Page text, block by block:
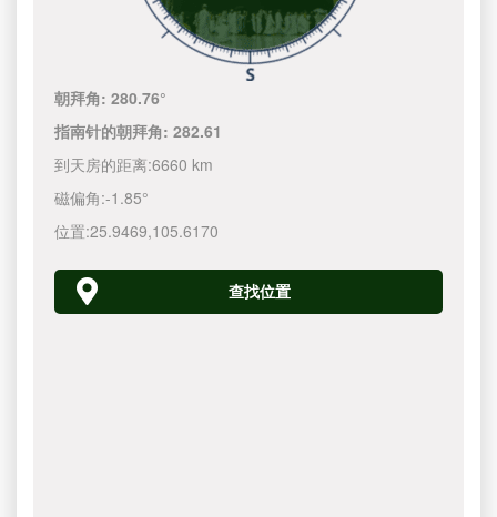
朝拜角:280.76°
指南针的朝拜角:282.61
到天房的距离:6660 km
磁偏角:-1.85°
位置:25.9469,105.6170
查找位置